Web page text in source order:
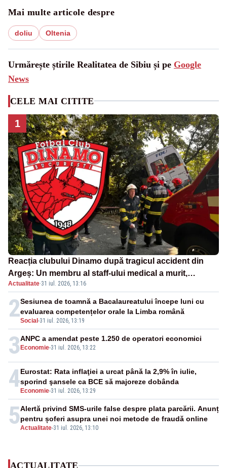
Mai multe articole despre
doliu Oltenia
Urmărește știrile Realitatea de Sibiu și pe Google
News
CELE MAI CITITE
1
Reacția clubului Dinamo după tragicul accident din
Argeș: Un membru al staff-ului medical a murit,
antrenorul Adrian Ropotan este în spital
Actualitate·31 iul. 2026, 13:16
2Social -31 iul. 2026, 13:19
Sesiunea de toamnă a Bacalaureatului începe luni cu
evaluarea competențelor orale la Limba română
3 Economie-31 iul. 2026, 13:22
ANPC a amendat peste 1.250 de operatori economici
4 Economie-31 iul. 2026, 13:29
Eurostat: Rata inflaţiei a urcat până la 2,9% în iulie,
sporind şansele ca BCE să majoreze dobânda
5Actualitate-31 iul. 2026, 13:10
Alertă privind SMS-urile false despre plata parcării. Anunț
pentru șoferi asupra unei noi metode de fraudă online
ACTUALITATE